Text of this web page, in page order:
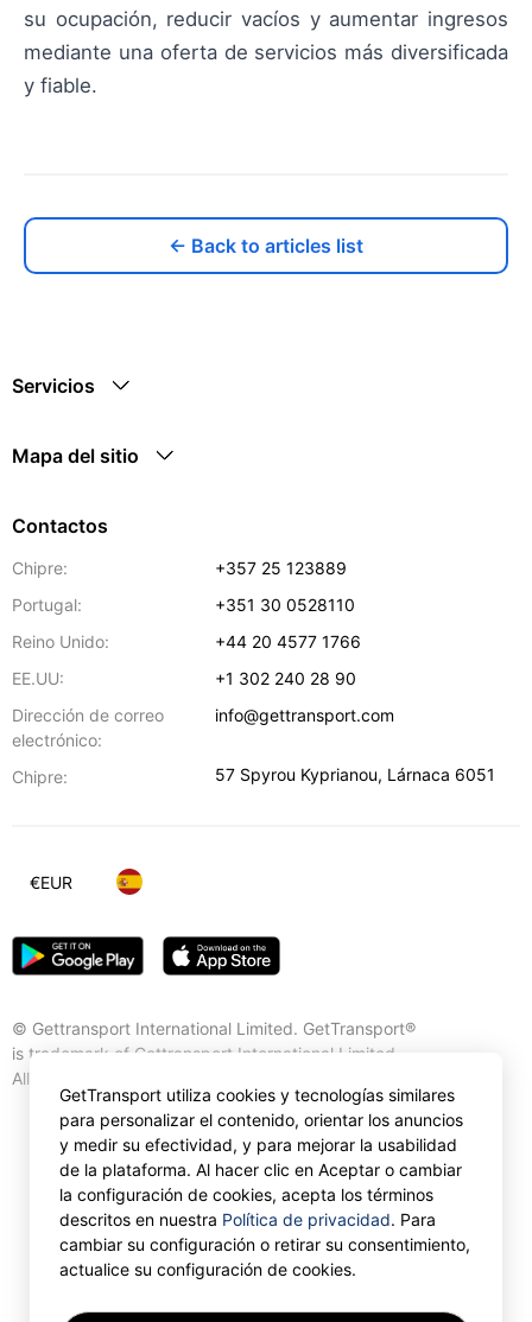
su ocupación, reducir vacíos y aumentar ingresos
mediante una oferta de servicios más diversificada
y fiable.
← Back to articles list
Servicios
Mapa del sitio
Contactos
Chipre:
+357 25 123889
Portugal:
+351 30 0528110
Reino Unido:
+44 20 4577 1766
EE.UU:
+1 302 240 28 90
Dirección de correo
electrónico:
info@gettransport.com
Chipre: 57 Spyrou Kyprianou, Lárnaca 6051
© Gettransport International Limited. GetTransport®
is trademark of Gettransport International Limited.
All rights reserved.
€EUR
GetTransport utiliza cookies y tecnologías similares
para personalizar el contenido, orientar los anuncios
y medir su efectividad, y para mejorar la usabilidad
de la plataforma. Al hacer clic en Aceptar o cambiar
la configuración de cookies, acepta los términos
descritos en nuestra Política de privacidad. Para
cambiar su configuración o retirar su consentimiento,
actualice su configuración de cookies.